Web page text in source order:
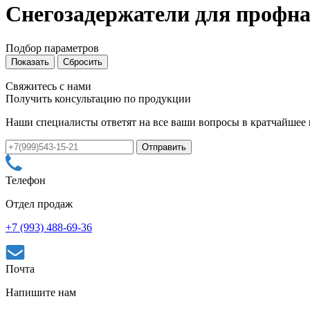
Снегозадержатели для
Подбор параметров
Свяжитесь с нами
Получить консультацию по продукции
Наши специалисты ответят на все ваши вопросы в кратчайшее
Телефон
Отдел продаж
+7 (993) 488-69-36
Почта
Напишите нам